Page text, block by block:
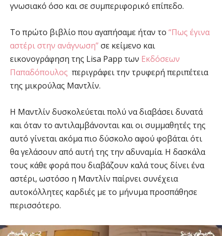
γνωσιακό όσο και σε συμπεριφορικό επίπεδο.
Το πρώτο βιβλίο που αγαπήσαμε ήταν το “Πως έγινα
αστέρι στην ανάγνωση”σε κείμενο και
εικονογράφηση της Lisa Papp των Εκδόσεων
Παπαδόπουλος περιγράφει την τρυφερή περιπέτεια
της μικρούλας Μαντλίν.
Η Μαντλίν δυσκολεύεται πολύ να διαβάσει δυνατά
και όταν το αντιλαμβάνονται και οι συμμαθητές της
αυτό γίνεται ακόμα πιο δύσκολο αφού φοβάται ότι
θα γελάσουν από αυτή της την αδυναμία. Η δασκάλα
τους κάθε φορά που διαβάζουν καλά τους δίνει ένα
αστέρι, ωστόσο η Μαντλίν παίρνει συνέχεια
αυτοκόλλητες καρδιές με το μήνυμα προσπάθησε
περισσότερο.